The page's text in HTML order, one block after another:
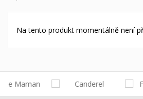
Na tento produkt momentálně není